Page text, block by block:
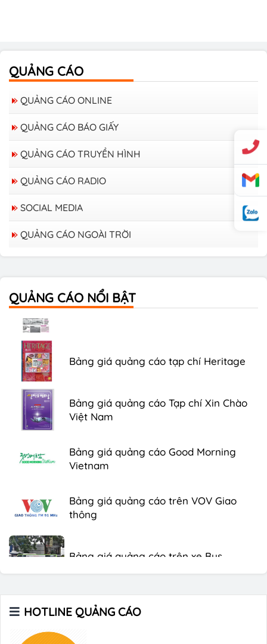
QUẢNG CÁO
QUẢNG CÁO ONLINE
QUẢNG CÁO BÁO GIẤY
QUẢNG CÁO TRUYỀN HÌNH
QUẢNG CÁO RADIO
SOCIAL MEDIA
QUẢNG CÁO NGOÀI TRỜI
QUẢNG CÁO NỔI BẬT
Bảng giá quảng cáo trên xe Bus
Bảng giá quảng cáo Báo Tuổi Trẻ
Việt Nam
Vietnam
thông
Bảng giá quảng cáo Báo Tuổi Trẻ
HOTLINE QUẢNG CÁO